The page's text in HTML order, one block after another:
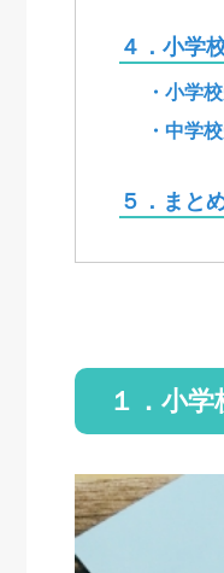
４．小学
・小学
・中学
５．まと
１．小